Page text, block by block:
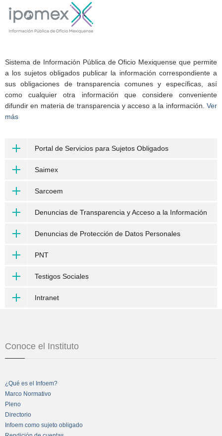
Sistema de Información Pública de Oficio Mexiquense que permite
a los sujetos obligados publicar la información correspondiente a
sus obligaciones de transparencia comunes y específicas, así
como cualquier otra información que considere conveniente
difundir en materia de transparencia y acceso a la información. Ver
más
Portal de Servicios para Sujetos Obligados
Saimex
Sarcoem
Denuncias de Transparencia y Acceso a la Información
Denuncias de Protección de Datos Personales
PNT
Testigos Sociales
Intranet
Conoce el Instituto
¿Qué es el Infoem?
Marco Normativo
Pleno
Directorio
Infoem como sujeto obligado